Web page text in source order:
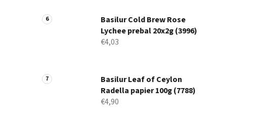
Basilur Cold Brew Rose
Lychee prebal 20x2g (3996)
€4,03
Basilur Leaf of Ceylon
Radella papier 100g (7788)
€4,90